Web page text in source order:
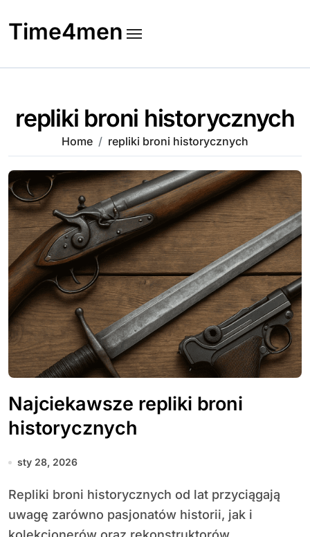
to
content
Time4men
repliki broni historycznych
Home repliki broni historycznych
Najciekawsze repliki broni
historycznych
sty 28, 2026
Repliki broni historycznych od lat przyciągają
uwagę zarówno pasjonatów historii, jak i